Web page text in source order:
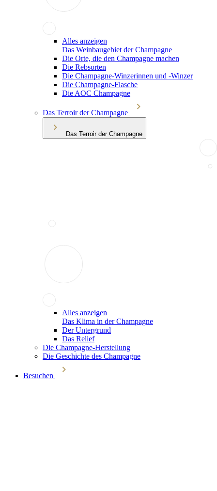
Alles anzeigen
Das Weinbaugebiet der Champagne
Die Orte, die den Champagne machen
Die Rebsorten
Die Champagne-Winzerinnen und -Winzer
Die Champagne-Flasche
Die AOC Champagne
Das Terroir der Champagne
Das Terroir der Champagne
Alles anzeigen
Das Klima in der Champagne
Der Untergrund
Das Relief
Die Champagne-Herstellung
Die Geschichte des Champagne
Besuchen